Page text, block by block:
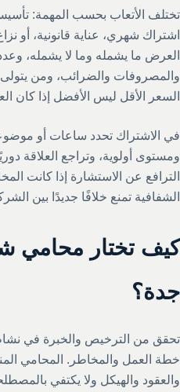
تختلف الأتعاب بحسب المهمة:
اشتراك شهري، عناية قانونية، أو
العرض ما يشمله وما لا يشمله،
والمصروفات والضرائب، ومن يتولى
السعر الأقل ليس الأفضل إذا كان
في الاشتراك تحدد ساعات أو
ومستوى أولوية، وتراجع العلاقة
الترافع عن الاستشارة إذا كانت
الشفافية تمنع خلافًا جديدًا بين
كيف تختار محامي
جدة؟
تحقق من الترخيص والخبرة في
خطة العمل والمخاطر. المحامي
والعقود والهيكل ولا يكتفي